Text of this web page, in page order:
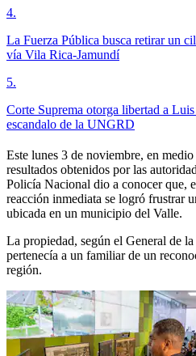
4.
La Fuerza Pública busca retirar un
vía Vila Rica-Jamundí
5.
Corte Suprema otorga libertad a
escandalo de la UNGRD
Este lunes 3 de noviembre, en
resultados obtenidos por las
Policía Nacional dio a conocer que,
reacción inmediata se logró frustrar
ubicada en un municipio del Valle.
La propiedad, según el General de
pertenecía a un familiar de un
región.